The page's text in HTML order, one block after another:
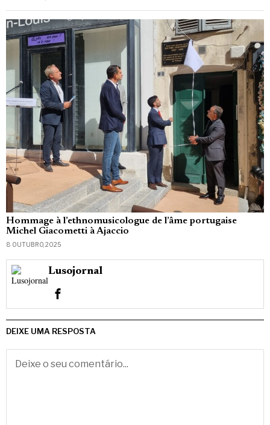
Hommage à l’ethnomusicologue de l’âme portugaise
Michel Giacometti à Ajaccio
8 OUTUBRO, 2025
Lusojornal
DEIXE UMA RESPOSTA